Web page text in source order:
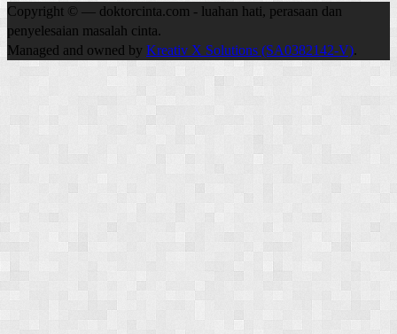
Copyright © — doktorcinta.com - luahan hati, perasaan dan
penyelesaian masalah cinta.
Managed and owned by Kreativ X Solutions (SA0382142-V).